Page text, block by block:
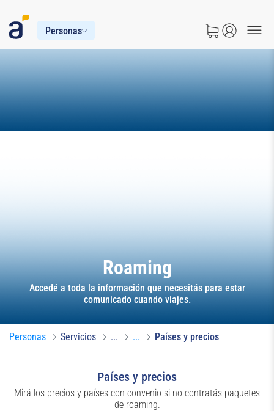
Personas
Roaming
Accedé a toda la información que necesitás para estar
comunicado cuando viajes.
Personas Servicios ... ... Países y precios
Países y precios
Mirá los precios y países con convenio si no contratás paquetes
de roaming.